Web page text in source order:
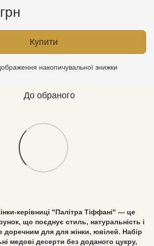
Купити
накопичувальної знижки
До обраного
керівниці "Палітра Тіффані" — це
що поєднує стиль, натуральність і
доречним для для жінки, ювілей. Набір
медові десерти без доданого цукру,